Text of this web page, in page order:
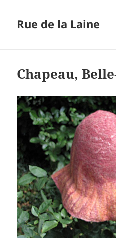
Rue de la Laine
Chapeau,